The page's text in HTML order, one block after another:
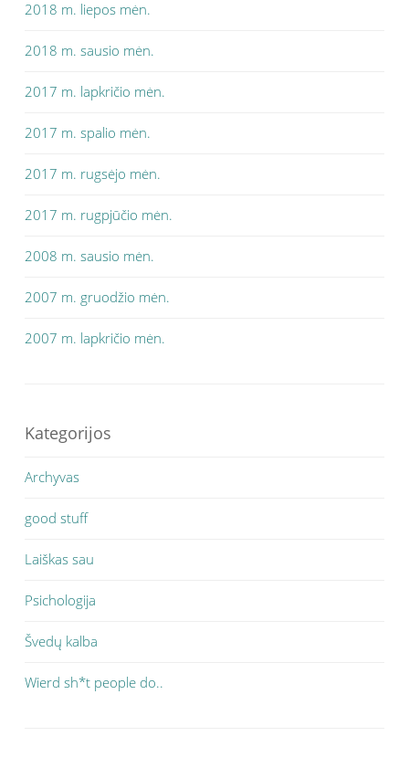
2018 m. liepos mėn.
2018 m. sausio mėn.
2017 m. lapkričio mėn.
2017 m. spalio mėn.
2017 m. rugsėjo mėn.
2017 m. rugpjūčio mėn.
2008 m. sausio mėn.
2007 m. gruodžio mėn.
2007 m. lapkričio mėn.
Kategorijos
Archyvas
good stuff
Laiškas sau
Psichologija
Švedų kalba
Wierd sh*t people do..